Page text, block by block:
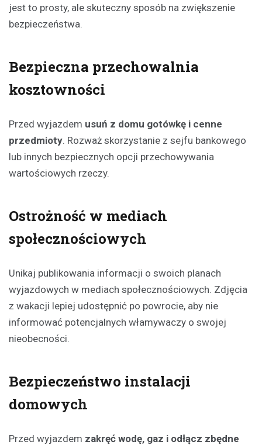
jest to prosty, ale skuteczny sposób na zwiększenie
bezpieczeństwa.
Bezpieczna przechowalnia
kosztowności
Przed wyjazdem usuń z domu gotówkę i cenne
przedmioty. Rozważ skorzystanie z sejfu bankowego
lub innych bezpiecznych opcji przechowywania
wartościowych rzeczy.
Ostrożność w mediach
społecznościowych
Unikaj publikowania informacji o swoich planach
wyjazdowych w mediach społecznościowych. Zdjęcia
z wakacji lepiej udostępnić po powrocie, aby nie
informować potencjalnych włamywaczy o swojej
nieobecności.
Bezpieczeństwo instalacji
domowych
Przed wyjazdem zakręć wodę, gaz i odłącz zbędne